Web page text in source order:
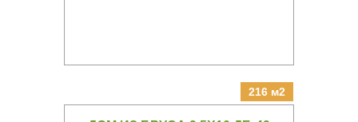
216 м2